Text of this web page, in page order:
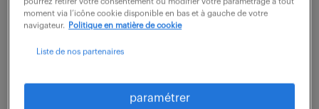
partagez-nous
pourrez retirer votre consentement ou modifier votre paramétrage à tout
moment via l’icône cookie disponible en bas et à gauche de votre
navigateur.
Politique en matière de cookie
Liste de nos partenaires
paramétrer